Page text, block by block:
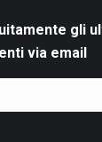
gli
via email